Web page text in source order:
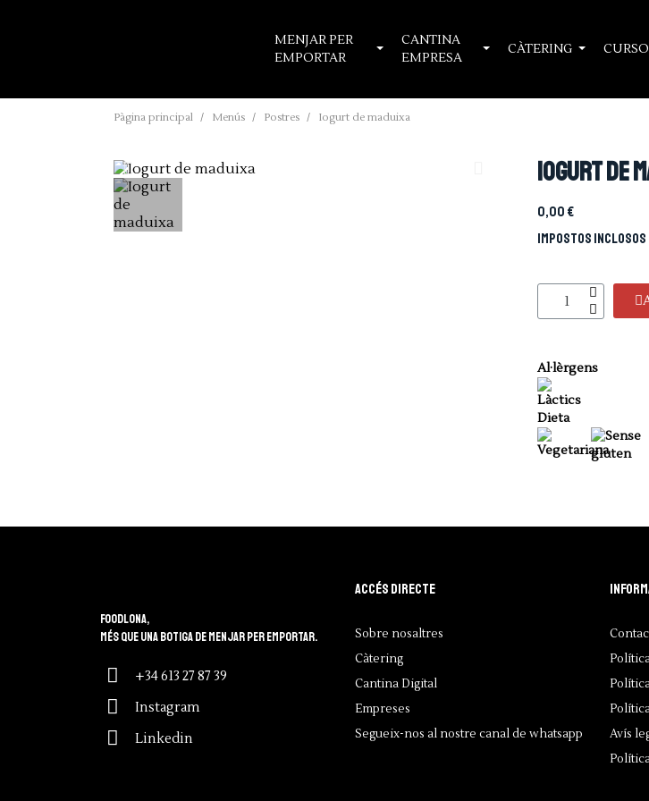
MENJAR PER
EMPORTAR
CANTINA
EMPRESA
CÀTERING
Pàgina principal Menús Postres Iogurt de maduixa
Iogurt de
0,00 €
Impostos inclosos
Al·lèrgens
Dieta
Foodlona,
més que una botiga de menjar per emportar.
+34 613 27 87 39
Instagram
Linkedin
Accés directe
Sobre nosaltres
Càtering
Cantina Digital
Empreses
Segueix-nos al nostre canal de whatsapp
Avís